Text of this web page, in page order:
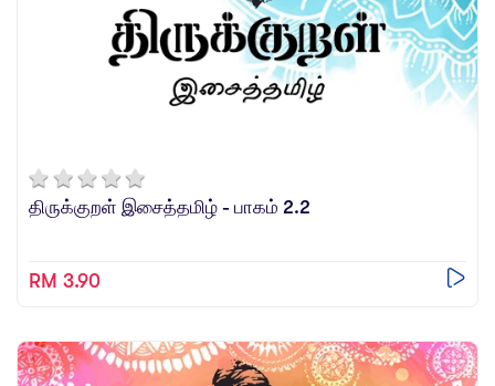
திருக்குறள் இசைத்தமிழ் - பாகம் 2.2
RM 3.90